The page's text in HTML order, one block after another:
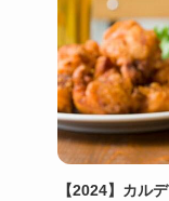
【2024】カル